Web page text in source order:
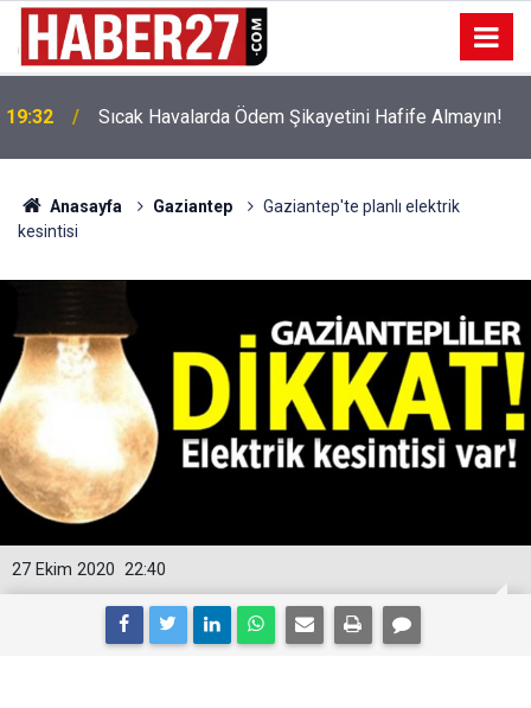
19:32 Sıcak Havalarda Ödem Şikayetini Hafife Almayın!
Anasayfa Gaziantep
Gaziantep'te planlı elektrik
kesintisi
22:40
27 Ekim 2020